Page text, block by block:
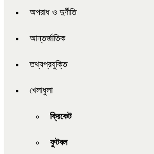
অপরাধ ও দুর্ণীতি
আন্তর্জাতিক
তথ্যপ্রযুক্তি
খেলাধুলা
ক্রিকেট
ফুটবল